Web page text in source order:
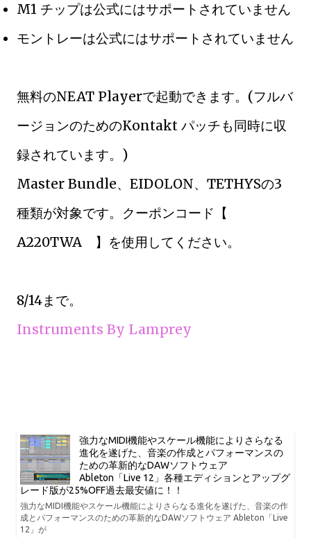
M1 チップは公式にはサポートされていません
モントレーは公式にはサポートされていません
無料のNEAT Playerで起動できます。(フルバ
ージョンのためのKontakt パッチも同時に収
録されています。)
Master Bundle、EIDOLON、TETHYSの3
種類が対象です。クーポンコード【
A220TWA 】を使用してください。
8/14まで。
Instruments By Lamprey
強力なMIDI機能やスケール機能によりさらなる
進化を遂げた、音楽の作成とパフォーマンスの
ための革新的なDAWソフトウェア
Ableton「Live 12」各種エディションとアップグ
レード版が25%OFF過去最安値に！！
強力なMIDI機能やスケール機能によりさらなる進化を遂げた、音楽の作
成とパフォーマンスのための革新的なDAWソフトウェア Ableton「Live
12」が